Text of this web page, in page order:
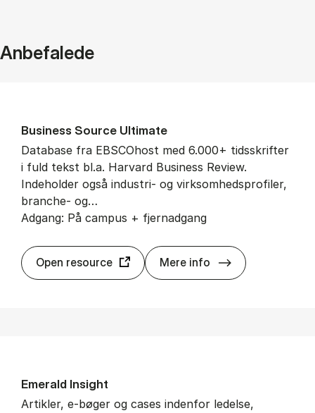
Anbefalede
Bu­si­ness Sour­ce Ul­ti­ma­te
Database fra EBSCOhost med 6.000+ tidsskrifter
i fuld tekst bl.a. Harvard Business Review.
Indeholder også industri- og virksomhedsprofiler,
branche- og…
Adgang: På campus + fjernadgang
Open resource Mere info Bu­si­ness
Eme­rald In­sight
Artikler, e-bøger og cases indenfor ledelse,